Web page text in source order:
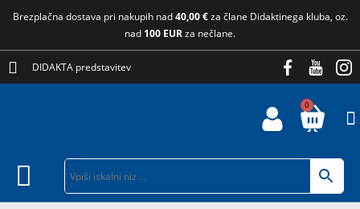
Brezplačna dostava pri nakupih nad40,00 €za člane Didaktinega kluba, oz.
nad 100 EURza nečlane.
DIDAKTA predstavitev
0